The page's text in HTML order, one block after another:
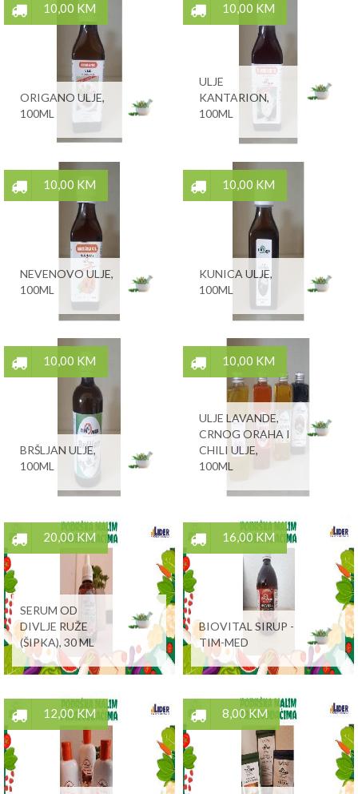
10,00 KM
ORIGANO ULJE,
100ML
10,00 KM
ULJE
KANTARION,
100ML
10,00 KM
NEVENOVO ULJE,
100ML
10,00 KM
KUNICA ULJE,
100ML
10,00 KM
BRŠLJAN ULJE,
100ML
10,00 KM
ULJE LAVANDE,
CRNOG ORAHA I
CHILI ULJE,
100ML
20,00 KM
SERUM OD
DIVLJE RUŽE
(ŠIPKA), 30 ML
16,00 KM
BIOVITAL SIRUP -
TIM-MED
12,00 KM 8,00 KM